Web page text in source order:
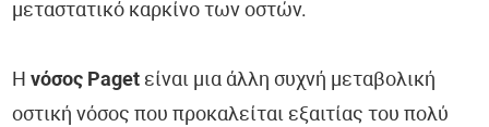
μεταστατικό καρκίνο των οστών.
Ηνόσος Paget είναι μια άλλη συχνή μεταβολική
οστική νόσος που προκαλείται εξαιτίας του πολύ